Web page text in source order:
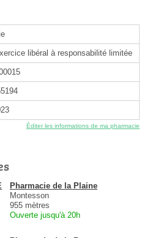
libéral à responsabilité limitée
Éditer les informations de ma pharmacie
Pharmacie de la Plaine
Montesson
955 mètres
Ouverte jusqu'à 20h